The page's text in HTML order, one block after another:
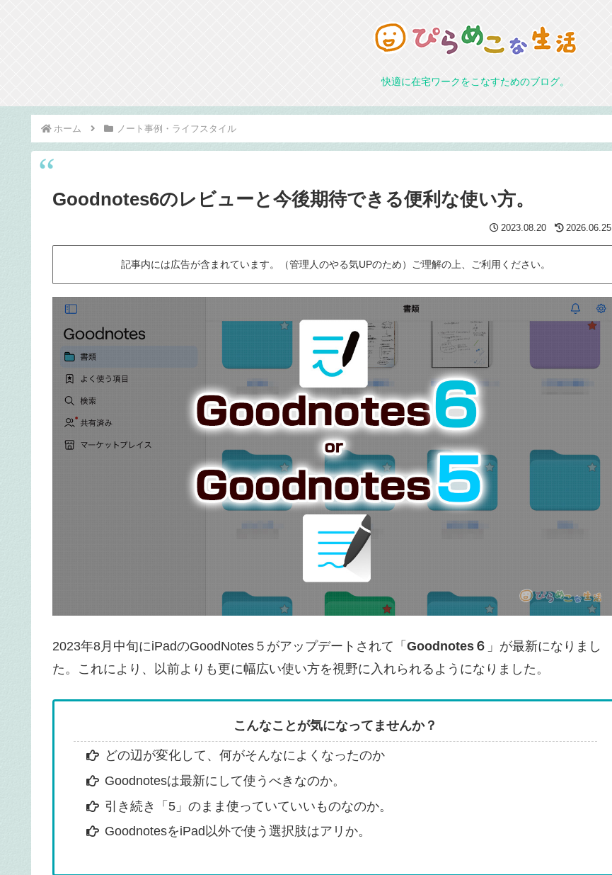
快適に在宅ワークをこなすためのブログ。
ホーム ノート事例・ライフスタイル
Goodnotes6のレビューと今後期待できる便利な使い方。
2023.08.20 2026.06.25
記事内には広告が含まれています。（管理人のやる気UPのため）ご理解の上、ご利用ください。
2023年8月中旬にiPadのGoodNotes５がアップデートされて「 Goodnotes６ 」が最新になりまし
た。これにより、以前よりも更に幅広い使い方を視野に入れられるようになりました。
こんなことが気になってませんか？
どの辺が変化して、何がそんなによくなったのか
Goodnotesは最新にして使うべきなのか。
引き続き「5」のまま使っていていいものなのか。
GoodnotesをiPad以外で使う選択肢はアリか。